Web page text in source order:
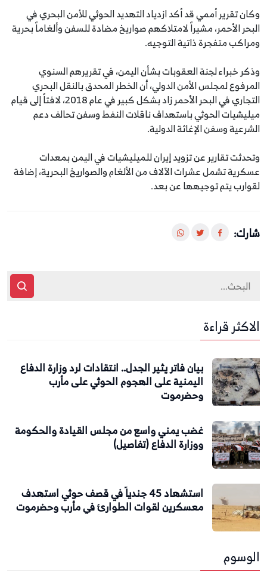
وكان تقرير أممي قد أكد ازدياد التهديد الحوثي للأمن البحري في
البحر الأحمر، مشيراً لامتلاكهم صواريخ مضادة للسفن وألغاماً بحرية
ومراكب متفجرة ذاتية التوجيه.
وذكر خبراء لجنة العقوبات بشأن اليمن، في تقريرهم السنوي
المرفوع لمجلس الأمن الدولي، أن الخطر المحدق بالنقل البحري
التجاري في البحر الأحمر زاد بشكل كبير في عام 2018، لافتاً إلى قيام
ميليشيات الحوثي باستهداف ناقلات النفط وسفن تحالف دعم
الشرعية وسفن الإغاثة الدولية.
وتحدثت تقارير عن تزويد إيران للميليشيات في اليمن بمعدات
عسكرية تشمل عشرات الآلاف من الألغام والصواريخ البحرية، إضافة
لقوارب يتم توجيهها عن بعد.
شارك:
الاكثر قراءة
بيان فاتر يثير الجدل.. انتقادات لرد وزارة الدفاع
اليمنية على الهجوم الحوثي على مأرب
وحضرموت
غضب يمني واسع من مجلس القيادة والحكومة
ووزارة الدفاع (تفاصيل)
استشهاد 45 جندياً في قصف حوثي استهدف
معسكرين لقوات الطوارئ في مأرب وحضرموت
الوسوم